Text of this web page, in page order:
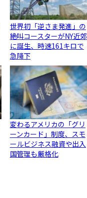
世界初「逆さま発進」の
絶叫コースターがNY近郊
に誕生、時速161キロで
急降下
変わるアメリカの「グリ
ーンカード」制度、スモ
ールビジネス融資や出入
国管理も厳格化